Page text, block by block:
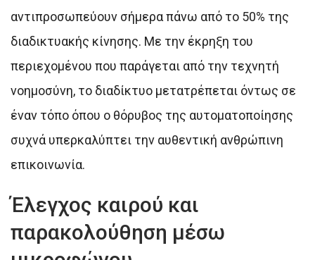
αντιπροσωπεύουν σήμερα πάνω από το 50% της
διαδικτυακής κίνησης. Με την έκρηξη του
περιεχομένου που παράγεται από την τεχνητή
νοημοσύνη, το διαδίκτυο μετατρέπεται όντως σε
έναν τόπο όπου ο θόρυβος της αυτοματοποίησης
συχνά υπερκαλύπτει την αυθεντική ανθρώπινη
επικοινωνία.
Έλεγχος καιρού και
παρακολούθηση μέσω